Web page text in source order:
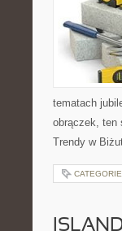
tematach
obrączek, ten
Trendy w